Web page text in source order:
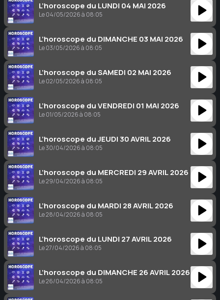
L’horoscope du LUNDI 04 MAI 2026
Le 04/05/2026 à 08:05
L’horoscope du DIMANCHE 03 MAI 2026
Le 03/05/2026 à 08:05
L’horoscope du SAMEDI 02 MAI 2026
Le 02/05/2026 à 08:05
L’horoscope du VENDREDI 01 MAI 2026
Le 01/05/2026 à 08:05
L’horoscope du JEUDI 30 AVRIL 2026
Le 30/04/2026 à 08:05
L’horoscope du MERCREDI 29 AVRIL 2026
Le 29/04/2026 à 08:05
L’horoscope du MARDI 28 AVRIL 2026
Le 28/04/2026 à 08:05
L’horoscope du LUNDI 27 AVRIL 2026
Le 27/04/2026 à 08:05
L’horoscope du DIMANCHE 26 AVRIL 2026
Le 26/04/2026 à 08:05